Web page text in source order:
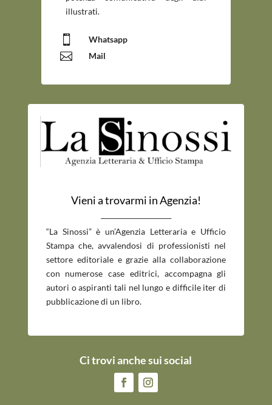
illustrati.
 Whatsapp
 Mail
Vieni a trovarmi in Agenzia!
“La Sinossi” è un’Agenzia Letteraria e Ufficio
Stampa che, avvalendosi di professionisti nel
settore editoriale e grazie alla collaborazione
con numerose case editrici, accompagna gli
autori o aspiranti tali nel lungo e difficile iter di
pubblicazione di un libro.
Ci trovi anche sui social